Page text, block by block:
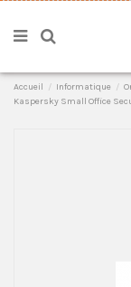
Accueil Informatique
Kaspersky Small Office